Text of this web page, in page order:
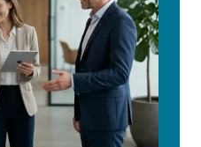
い
て
詳
し
く
見
る